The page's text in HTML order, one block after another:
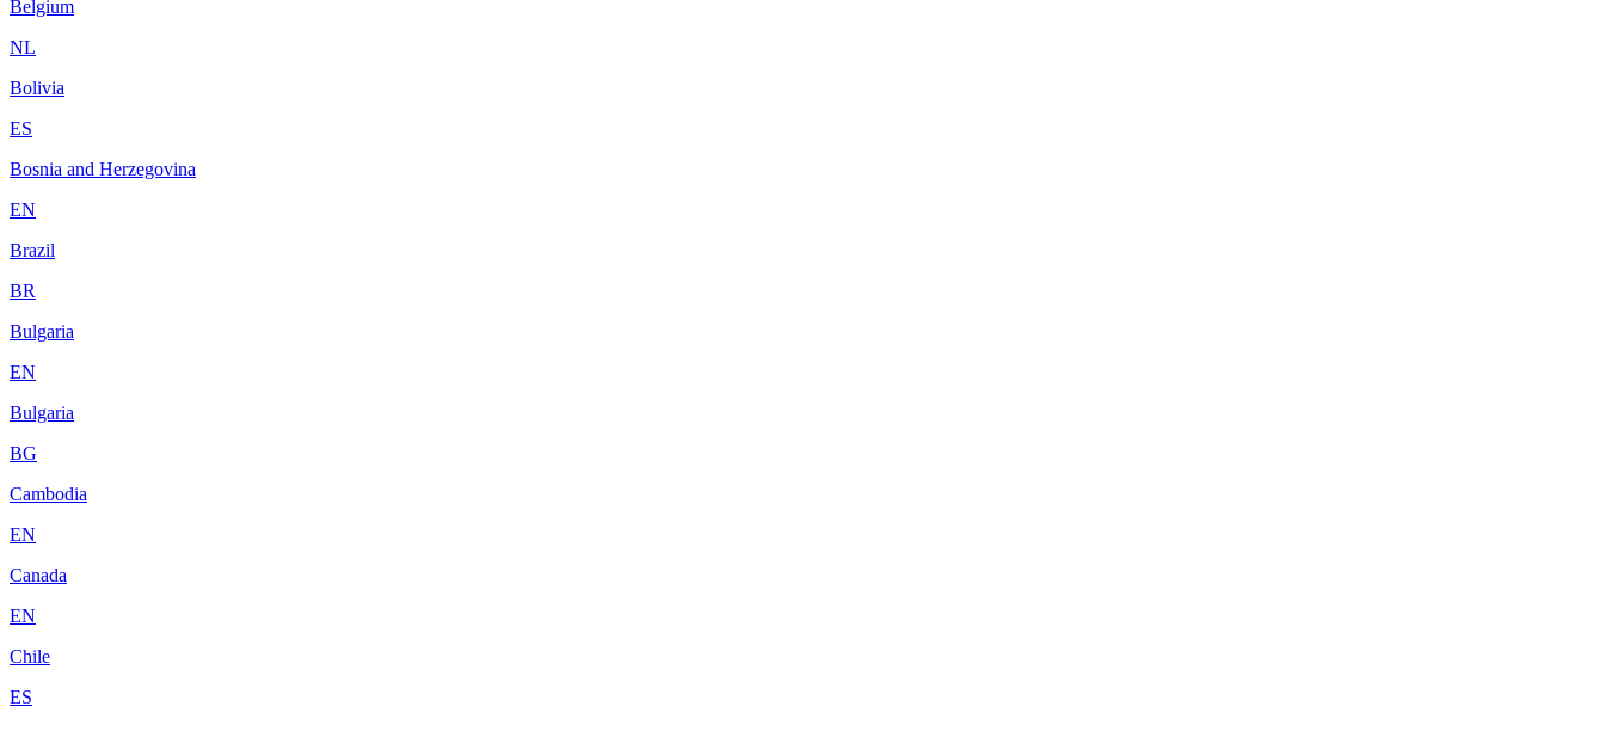
Belgium
NL
Bolivia
ES
Bosnia and Herzegovina
EN
Brazil
BR
Bulgaria
EN
Bulgaria
BG
Cambodia
EN
Canada
EN
Chile
ES